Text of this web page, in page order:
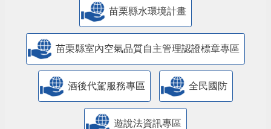
苗栗縣水環境計畫
苗栗縣室內空氣品質自主管理認證標章專區
酒後代駕服務專區 全民國防
遊說法資訊專區